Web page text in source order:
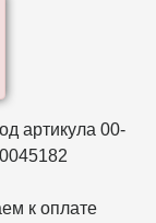
артикула 00-
к оплате